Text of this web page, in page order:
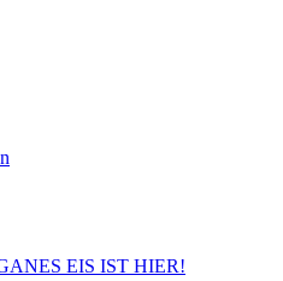
EIS IST HIER!